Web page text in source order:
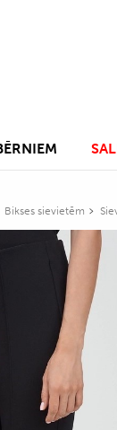
Bikses sievietēm